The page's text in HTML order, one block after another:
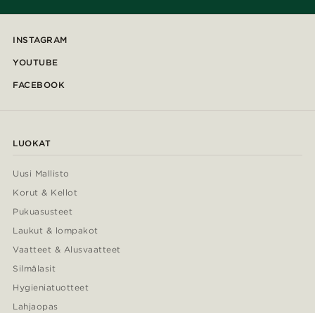
INSTAGRAM
YOUTUBE
FACEBOOK
LUOKAT
Uusi Mallisto
Korut & Kellot
Pukuasusteet
Laukut & lompakot
Vaatteet & Alusvaatteet
Silmälasit
Hygieniatuotteet
Lahjaopas